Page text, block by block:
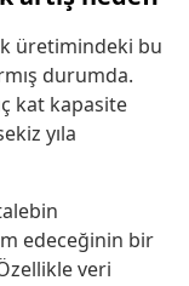
üretimindeki bu
durumda.
kat kapasite
yıla
edeceğinin bir
veri